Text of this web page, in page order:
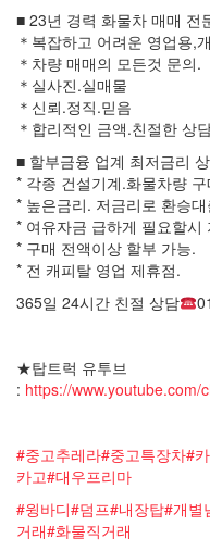
■ 23년 경력 화물차 매매 전
＊복잡하고 어려운 영업용,
＊차량 매매의 모든것 문의.
＊실사진.실매물
＊신뢰.정직.믿음
＊합리적인 금액.친절한 상
■ 할부금융 업계 최저금리
* 각종 건설기계.화물차량
* 높은금리. 저금리로 환승
* 여유자금 급하게 필요할시
* 구매 전액이상 할부 가능.
* 전 캐피탈 영업 제휴점.
365일 24시간 친절 상담
★탑트럭 유투브
: https://www.youtube.com/
#중고추레라#중고특장차#
카고#대우프리마
#윙바디#덤프#내장탑#개
거래#화물직거래